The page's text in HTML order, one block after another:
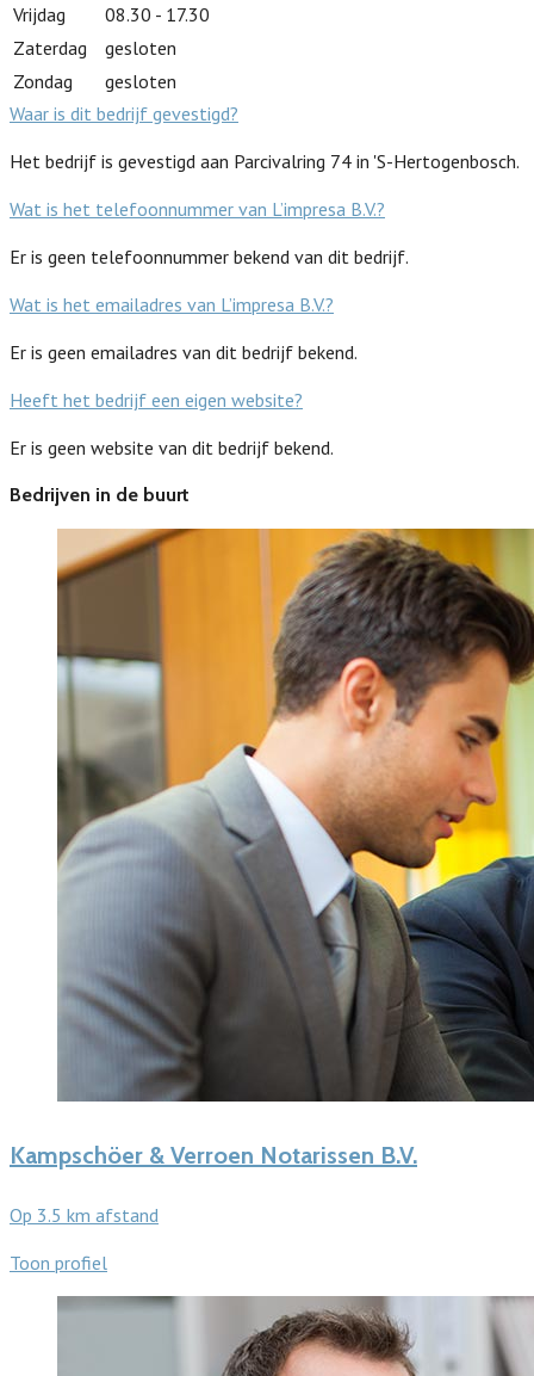
Vrijdag
08.30 - 17.30
Zaterdag
gesloten
Zondag
gesloten
Waar is dit bedrijf gevestigd?
Het bedrijf is gevestigd aan Parcivalring 74 in 'S-Hertogenbosch.
Wat is het telefoonnummer van L’impresa B.V.?
Er is geen telefoonnummer bekend van dit bedrijf.
Wat is het emailadres van L’impresa B.V.?
Er is geen emailadres van dit bedrijf bekend.
Heeft het bedrijf een eigen website?
Er is geen website van dit bedrijf bekend.
Bedrijven in de buurt
Kampschöer & Verroen Notarissen B.V.
Op 3.5 km afstand
Toon profiel